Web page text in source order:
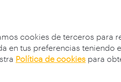
cookies de terceros
en tus preferencias
Política de cookies para
la disolución